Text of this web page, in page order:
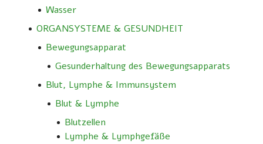
Wasser
ORGANSYSTEME & GESUNDHEIT
Bewegungsapparat
Gesunderhaltung des Bewegungsapparats
Blut, Lymphe & Immunsystem
Blut & Lymphe
Blutzellen
Lymphe & Lymphgefäße